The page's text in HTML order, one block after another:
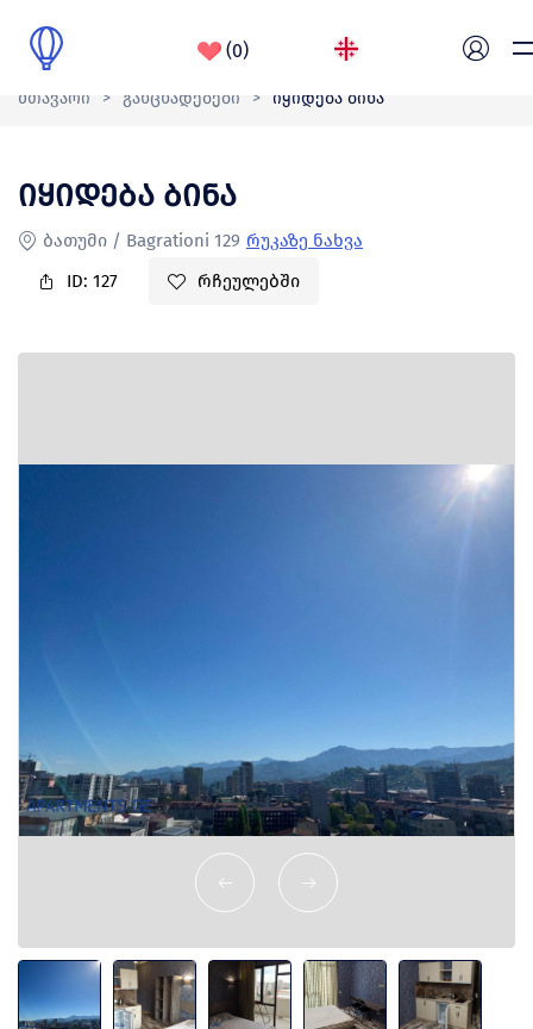
ჩვენ შესახებ
ბლოგი
კონტაქტი
(0)
მთავარი > განცხადებები > იყიდება ბინა
იყიდება ბინა
ბათუმი / Bagrationi 129 რუკაზე ნახვა
ID: 127
რჩეულებში